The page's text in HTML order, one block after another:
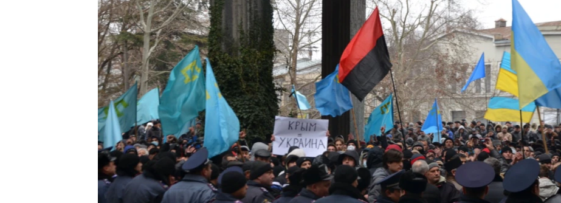
УКРАЇНСЬКА ПРОБЛЕМА КРИМУ